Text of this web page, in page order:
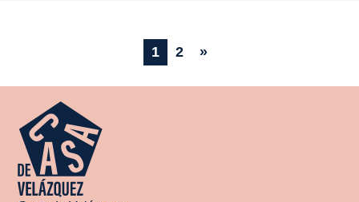
1 2 »